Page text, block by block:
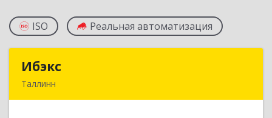
ISO Реальная автоматизация
Ибэкс
Таллинн